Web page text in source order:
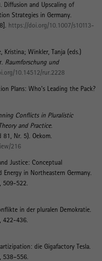
Diffusion and Upscaling of
Strategies in Germany
https://doi.org/10.1007/s10113-
Kristina; Winkler, Tanja (eds.)
. Raumforschung und
10.14512/rur.2228
Plans: Who's Leading the Pack?
Conflicts in Pluralistic
and Practice.
Nr. 5). Oekom.
216
Justice: Conceptual
in Northeastern Germany
509-522.
in der pluralen Demokratie
422-436.
die Gigafactory Tesla
538–556.